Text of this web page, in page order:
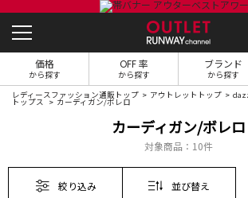
価格
から探す
OFF 率
から探す
ブランド
から探す
レディースファッション通販トップ アウトレットトップ
トップス カーディガン/ボレロ
カーディガン/ボレロ
対象商品： 10件
絞り込み 並び替え